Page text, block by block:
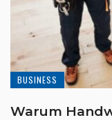
BUSINESS
Warum